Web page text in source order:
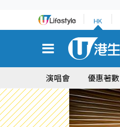
HK
演唱會 優惠著數